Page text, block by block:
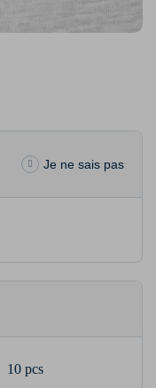
Je ne sais pas
10 pcs